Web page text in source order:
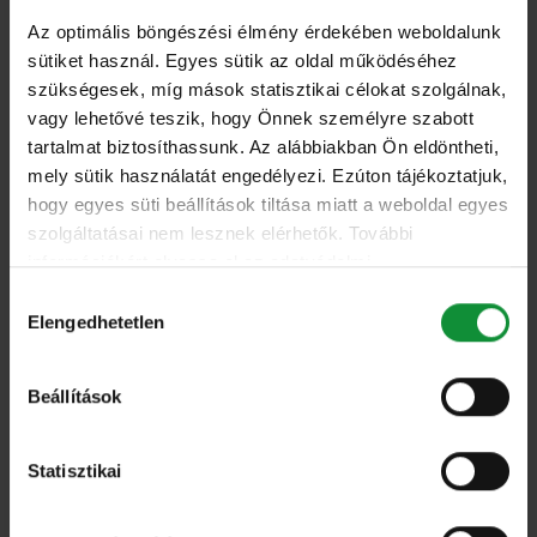
Az optimális böngészési élmény érdekében weboldalunk
sütiket használ. Egyes sütik az oldal működéséhez
szükségesek, míg mások statisztikai célokat szolgálnak,
vagy lehetővé teszik, hogy Önnek személyre szabott
tartalmat biztosíthassunk. Az alábbiakban Ön eldöntheti,
mely sütik használatát engedélyezi. Ezúton tájékoztatjuk,
hogy egyes süti beállítások tiltása miatt a weboldal egyes
szolgáltatásai nem lesznek elérhetők. További
információkért olvassa el az adatvédelmi
kiválasztása
Elengedhetetlen
Beállítások
Statisztikai
vezérigazgatója.
„A tranzakció lezárása természetes lépés a Green
Factory évek óta követett növekedési
stratégiájában. Az elmúlt néhány évben helyi
gyártóból több közép-kelet-európai piacon működő
lehetséges sok ember kemény munkája nélkül, akik
fogyasztói márkáink erejét és hitelességét.
keresve a már jól működő tevékenységek